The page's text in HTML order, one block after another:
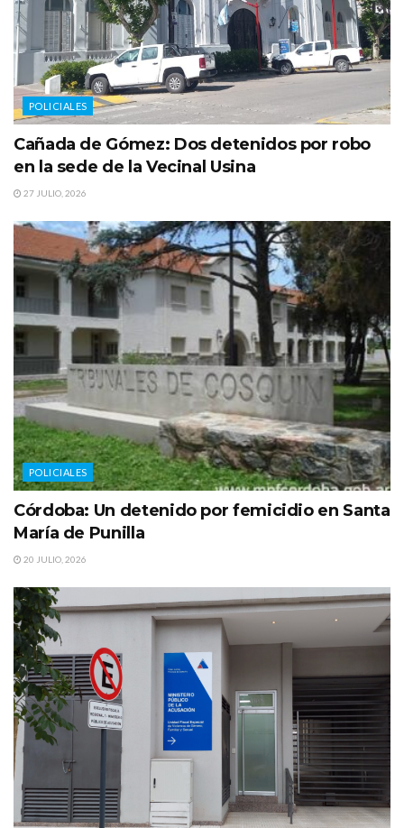
POLICIALES
Cañada de Gómez: Dos detenidos por robo
en la sede de la Vecinal Usina
27 JULIO, 2026
POLICIALES
Córdoba: Un detenido por femicidio en Santa
María de Punilla
20 JULIO, 2026